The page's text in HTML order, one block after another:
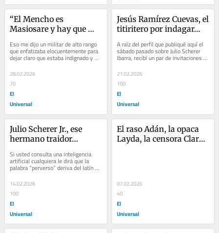
“El Mencho es
Masiosare y hay que
Eso me dijo un militar de alto rango
que enfatizaba elocuentemente para
dejar claro que estaba indignado y
que desde días atrás ya no tenía el...
28.02.2026
70
El
Universal
Jesús Ramírez Cuevas, el
titiritero por indagar…
A raíz del perfil que publiqué aquí el
sábado pasado sobre Julio Scherer
Ibarra, recibí un par de invitaciones
para ser entrevistado en la radio....
21.02.2026
100
El
Universal
Julio Scherer Jr., ese
hermano traidor…
Si usted consulta una inteligencia
artificial cualquiera le dirá que la
palabra “perverso” deriva del latín
perversus, lo cual significa...
14.02.2026
100
El
Universal
El raso Adán, la opaca
Layda, la censora Clara
07.02.2026
40
El
Universal